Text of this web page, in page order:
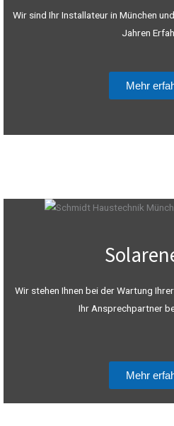
Wir sind Ihr Installateur in München
Jahren
Mehr
Wir stehen Ihnen bei der Wartung
Ihr Ansprechpartner
Mehr